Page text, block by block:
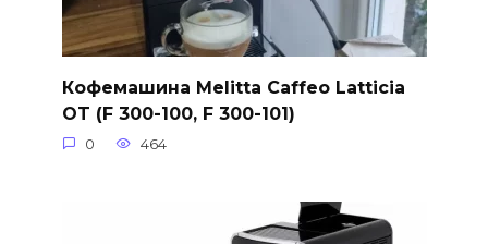
Кофемашина Melitta Caffeo Latticia
OT (F 300-100, F 300-101)
0 464